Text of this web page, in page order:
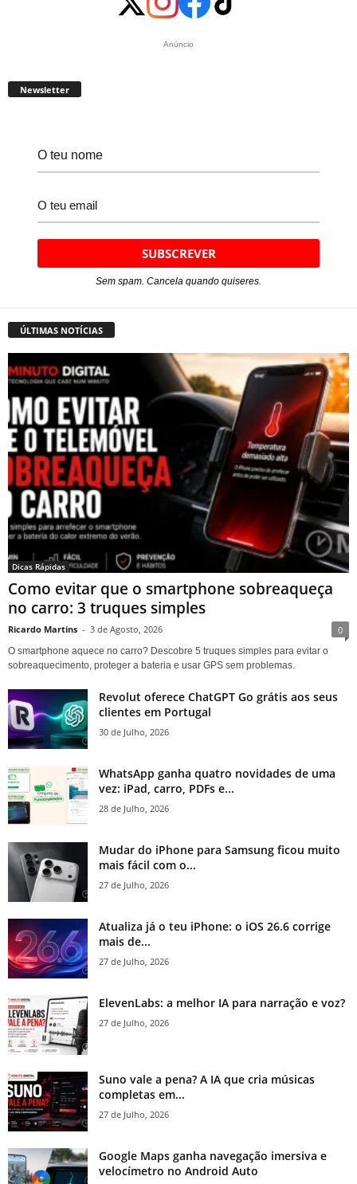
Anúncio
Newsletter
Sem spam. Cancela quando quiseres.
ÚLTIMAS NOTÍCIAS
Dicas Rápidas
Como evitar que o smartphone sobreaqueça
no carro: 3 truques simples
Ricardo Martins - 3 de Agosto, 2026 0
O smartphone aquece no carro? Descobre 5 truques simples para evitar o
sobreaquecimento, proteger a bateria e usar GPS sem problemas.
Revolut oferece ChatGPT Go grátis aos seus
clientes em Portugal
30 de Julho, 2026
WhatsApp ganha quatro novidades de uma
vez: iPad, carro, PDFs e...
28 de Julho, 2026
Mudar do iPhone para Samsung ficou muito
mais fácil com o...
27 de Julho, 2026
Atualiza já o teu iPhone: o iOS 26.6 corrige
mais de...
27 de Julho, 2026
ElevenLabs: a melhor IA para narração e voz?
27 de Julho, 2026
Suno vale a pena? A IA que cria músicas
completas em...
27 de Julho, 2026
Google Maps ganha navegação imersiva e
velocímetro no Android Auto